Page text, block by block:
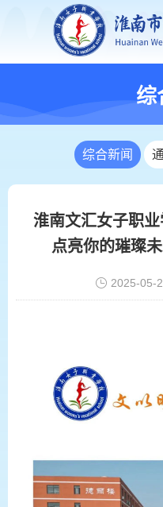
综
综合新闻
淮南文汇女子职业
点亮你的璀璨
2025-05-